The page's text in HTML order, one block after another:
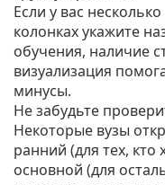
Если у вас
колонках укажите
обучения, наличие
визуализация
минусы.
Не забудьте
Некоторые вузы
ранний (для тех, кто
основной (для